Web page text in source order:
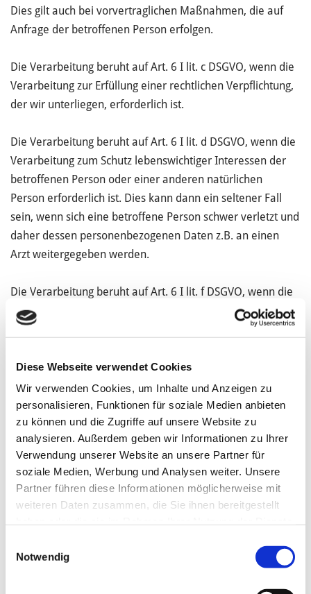
Diese Webseite verwendet Cookies
Wir verwenden Cookies, um Inhalte und Anzeigen zu
personalisieren, Funktionen für soziale Medien anbieten
zu können und die Zugriffe auf unsere Website zu
analysieren. Außerdem geben wir Informationen zu Ihrer
Verwendung unserer Website an unsere Partner für
soziale Medien, Werbung und Analysen weiter. Unsere
Partner führen diese Informationen möglicherweise mit
weiteren Daten zusammen, die Sie ihnen bereitgestellt
Notwendig
Dies gilt auch bei vorvertraglichen Maßnahmen, die auf
Anfrage der betroffenen Person erfolgen.
Die Verarbeitung beruht auf Art. 6 I lit. c DSGVO, wenn die
Verarbeitung zur Erfüllung einer rechtlichen Verpflichtung,
der wir unterliegen, erforderlich ist.
Die Verarbeitung beruht auf Art. 6 I lit. d DSGVO, wenn die
Verarbeitung zum Schutz lebenswichtiger Interessen der
betroffenen Person oder einer anderen natürlichen
Person erforderlich ist. Dies kann dann ein seltener Fall
sein, wenn sich eine betroffene Person schwer verletzt und
daher dessen personenbezogenen Daten z.B. an einen
Arzt weitergegeben werden.
Die Verarbeitung beruht auf Art. 6 I lit. f DSGVO, wenn die
Verarbeitung zur Wahrung der berechtigten Interessen des
Verantwortlichen oder eines Dritten erforderlich ist, sofern
der betroffenen Person, die den Schutz
personenbezogener Daten erfordern, überwiegen.
Erhebung und Speicherung von Nutzungsdaten
Zur Optimierung unserer Webseite sammeln und
speichern wir für 30 Tage Daten wie z. B. Datum und
Uhrzeit des Seitenaufrufs, die Seite, von der Sie unsere